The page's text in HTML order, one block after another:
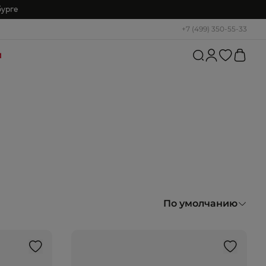
+7 (499) 350-55-33
По умолчанию